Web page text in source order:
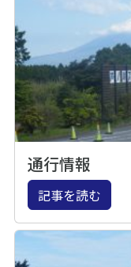
通行情報
記事を読む